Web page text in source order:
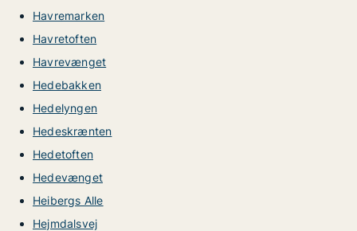
Havremarken
Havretoften
Havrevænget
Hedebakken
Hedelyngen
Hedeskrænten
Hedetoften
Hedevænget
Heibergs Alle
Hejmdalsvej